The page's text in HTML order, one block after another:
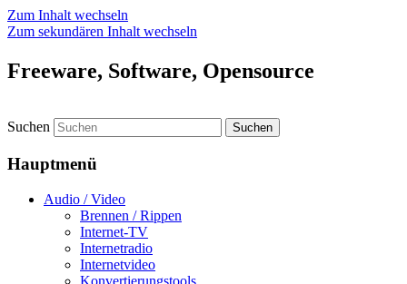
Zum Inhalt wechseln
Zum sekundären Inhalt wechseln
Freeware, Software, Opensource
Suchen
Hauptmenü
Audio / Video
Brennen / Rippen
Internet-TV
Internetradio
Internetvideo
Konvertierungstools